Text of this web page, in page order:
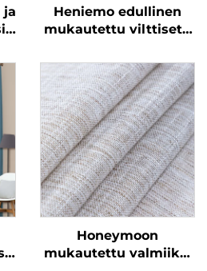
ja
Heniemo edullinen
mukautettu vilttisetti
vilttipeite
Honeymoon
mukautettu valmiiksi